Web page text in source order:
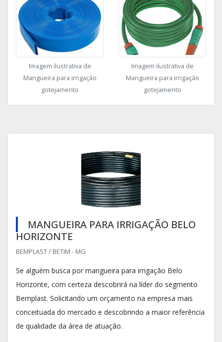
Imagem ilustrativa de
Mangueira para irrigação
gotejamento
Imagem ilustrativa de
Mangueira para irrigação
gotejamento
MANGUEIRA PARA IRRIGAÇÃO BELO
HORIZONTE
BEMPLAST / BETIM - MG
Se alguém busca por mangueira para irrigação Belo
Horizonte, com certeza descobrirá na líder do segmento
Bemplast. Solicitando um orçamento na empresa mais
conceituada do mercado e descobrindo a maior referência
de qualidade da área de atuação.